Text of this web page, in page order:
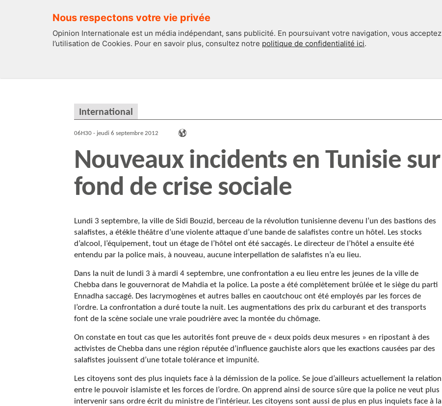
Nous respectons votre vie privée
Opinion Internationale est un média indépendant, sans publicité. En poursuivant votre navigation, vous acceptez
l’utilisation de Cookies. Pour en savoir plus, consultez notre politique de confidentialité ici.
International
06H30 - jeudi 6 septembre 2012
Nouveaux incidents en Tunisie sur
fond de crise sociale
Lundi 3 septembre, la ville de Sidi Bouzid, berceau de la révolution tunisienne devenu l’un des bastions des
salafistes, a étékle théâtre d’une violente attaque d’une bande de salafistes contre un hôtel. Les stocks
d’alcool, l’équipement, tout un étage de l’hôtel ont été saccagés. Le directeur de l’hôtel a ensuite été
entendu par la police mais, à nouveau, aucune interpellation de salafistes n’a eu lieu.
Dans la nuit de lundi 3 à mardi 4 septembre, une confrontation a eu lieu entre les jeunes de la ville de
Chebba dans le gouvernorat de Mahdia et la police. La poste a été complètement brûlée et le siège du parti
Ennadha saccagé. Des lacrymogènes et autres balles en caoutchouc ont été employés par les forces de
l’ordre. La confrontation a duré toute la nuit. Les augmentations des prix du carburant et des transports
font de la scène sociale une vraie poudrière avec la montée du chômage.
On constate en tout cas que les autorités font preuve de « deux poids deux mesures » en ripostant à des
activistes de Chebba dans une région réputée d’influence gauchiste alors que les exactions causées par des
salafistes jouissent d’une totale tolérance et impunité.
Les citoyens sont des plus inquiets face à la démission de la police. Se joue d’ailleurs actuellement la relation
entre le pouvoir islamiste et les forces de l’ordre. On apprend ainsi de source sûre que la police ne veut plus
intervenir sans ordre écrit du ministre de l’intérieur. Les citoyens sont aussi de plus en plus inquiets face à la